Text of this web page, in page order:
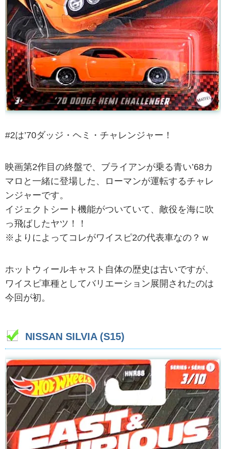
#2は’70ダッジ・ヘミ・チャレンジャー！
映画第2作目の終盤で、ブライアンが乗る青い’68カ
マロと一緒に登場した、ローマンが運転するチャレ
ンジャーです。
イジェクトシート機能がついていて、敵役を海に吹
っ飛ばしたヤツ！！
※よりによってコレがワイスピ2の代表車なの？ｗ
ホットウィールキャスト自体の歴史は古いですが、
ワイスピ車種としてバリエーション展開されたのは
今回が初。
NISSAN SILVIA (S15)